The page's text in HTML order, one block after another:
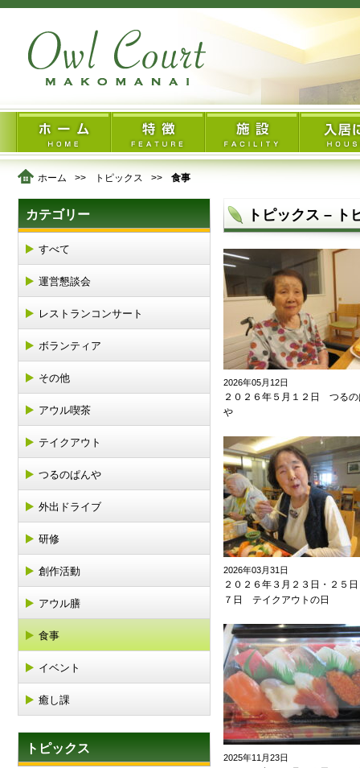
ホーム トピックス 食事
カテゴリー
すべて
運営懇談会
レストランコンサート
ボランティア
その他
アウル喫茶
テイクアウト
つるのぱんや
外出ドライブ
研修
創作活動
アウル膳
食事
イベント
癒し課
トピックス
トピックス – ト
2026年05月12日
２０２６年５月１２日 つるの
や
2026年03月31日
２０２６年３月２３日・２５
７日 テイクアウトの日
2025年11月23日